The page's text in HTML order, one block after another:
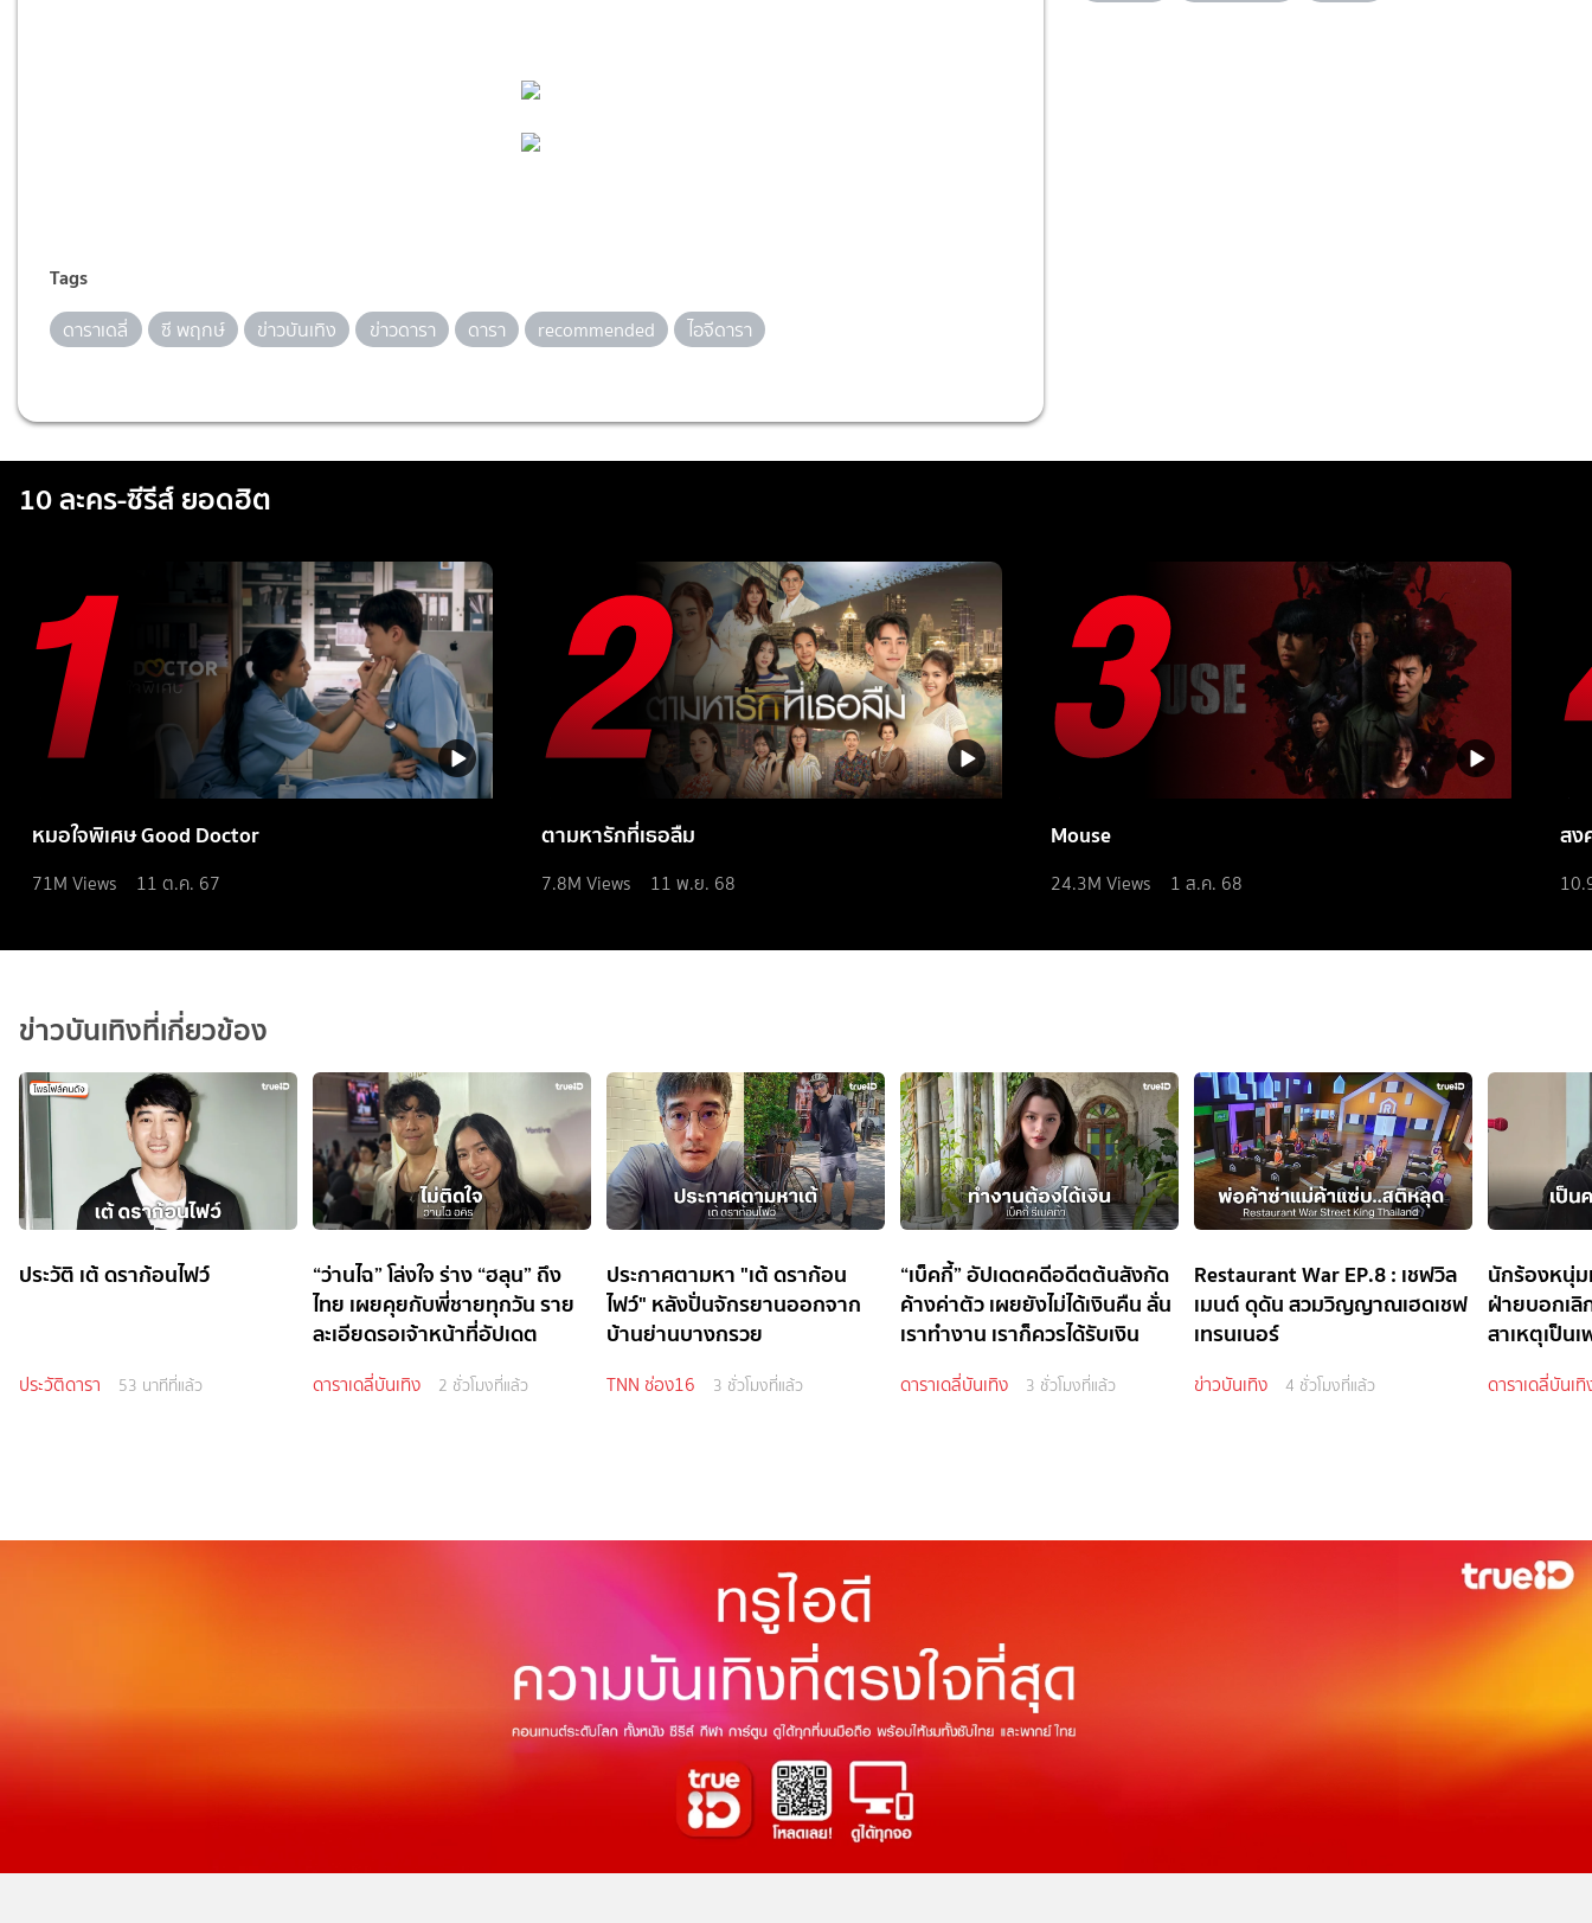
Tags
ดาราเดลี่ ซี พฤกษ์ ข่าวบันเทิง ข่าวดารา ดารา recommended ไอจีดารา
10 ละคร-ซีรีส์ ยอดฮิต
หมอใจพิเศษ Good Doctor
71M Views 11 ต.ค. 67
ตามหารักที่เธอลืม
7.8M Views 11 พ.ย. 68
Mouse
24.3M Views 1 ส.ค. 68
สง
ข่าวบันเทิงที่เกี่ยวข้อง
ประวัติ เต้ ดราก้อนไฟว์
ประวัติดารา 53 นาทีที่แล้ว
“ว่านไฉ” โล่งใจ ร่าง “ฮลุน” ถึง
ไทย เผยคุยกับพี่ชายทุกวัน ราย
ละเอียดรอเจ้าหน้าที่อัปเดต
ดาราเดลี่บันเทิง 2 ชั่วโมงที่แล้ว
ประกาศตามหา "เต้ ดราก้อน
ไฟว์" หลังปั่นจักรยานออกจาก
บ้านย่านบางกรวย
TNN ช่อง16 3 ชั่วโมงที่แล้ว
“เบ็คกี้” อัปเดตคดีอดีตต้นสังกัด
ค้างค่าตัว เผยยังไม่ได้เงินคืน ลั่น
เราทำงาน เราก็ควรได้รับเงิน
ดาราเดลี่บันเทิง 3 ชั่วโมงที่แล้ว
Restaurant War EP.8 : เชฟวิล
เมนต์ ดุดัน สวมวิญญาณเฮดเชฟ
เทรนเนอร์
ข่าวบันเทิง 4 ชั่วโมงที่แล้ว
นักร้องหนุ่ม
ฝ่ายบอกเ
สาเหตุเป็นเ
ดาราเดลี่บันเทิ